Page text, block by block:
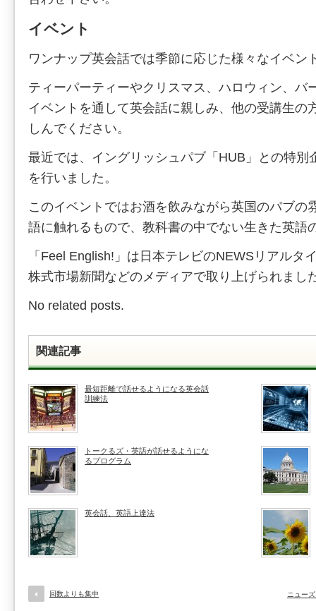
イベント
ワンナップ英会話では季節に応じた様々なイベン
ティーパーティーやクリスマス、ハロウィン、バ
イベントを通して英会話に親しみ、他の受講生の
しんでください。
最近では、イングリッシュパブ「HUB」との特別
を行いました。
このイベントではお酒を飲みながら英国のパブの
語に触れるもので、教科書の中でない生きた英語
「Feel English!」は日本テレビのNEWSリアルタ
株式市場新聞などのメディアで取り上げられまし
No related posts.
関連記事
最短距離で話せるようになる英会話
訓練法
トークるズ・英語が話せるようにな
るプログラム
英会話、英語上達法
回数よりも集中 ニュー